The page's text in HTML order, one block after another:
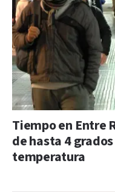
Tiempo en Entre
de hasta 4
temperatura